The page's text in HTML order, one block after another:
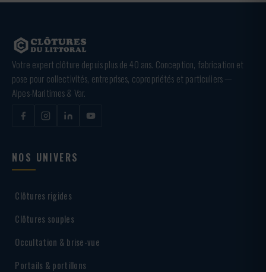
Votre expert clôture depuis plus de 40 ans. Conception, fabrication et
pose pour collectivités, entreprises, copropriétés et particuliers —
Alpes-Maritimes & Var.
NOS UNIVERS
Clôtures rigides
Clôtures souples
Occultation & brise-vue
Portails & portillons